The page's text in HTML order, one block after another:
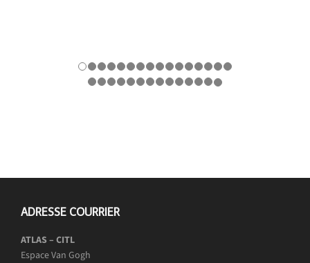
ADRESSE COURRIER
ATLAS – CITL
Espace Van Gogh